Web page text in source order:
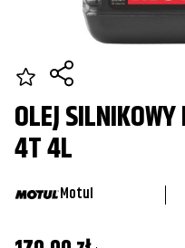
OLEJ
4T 4L
Motul